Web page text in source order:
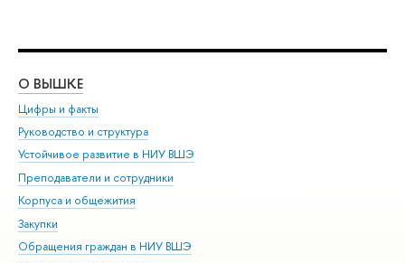
О ВЫШКЕ
Цифры и факты
Руководство и структура
Устойчивое развитие в НИУ ВШЭ
Преподаватели и сотрудники
Корпуса и общежития
Закупки
Обращения граждан в НИУ ВШЭ